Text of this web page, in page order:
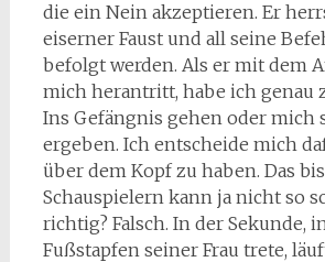
die ein Nein akzeptieren. Er
eiserner Faust und all seine
befolgt werden. Als er mit dem
mich herantritt, habe ich genau
Ins Gefängnis gehen oder mich
ergeben. Ich entscheide mich
über dem Kopf zu haben. Das
Schauspielern kann ja nicht so
richtig? Falsch. In der Sekunde,
Fußstapfen seiner Frau trete,